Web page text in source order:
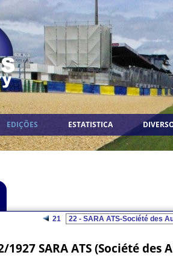
EDIÇÕES ESTATISTICA
21
1927 SARA ATS (Société